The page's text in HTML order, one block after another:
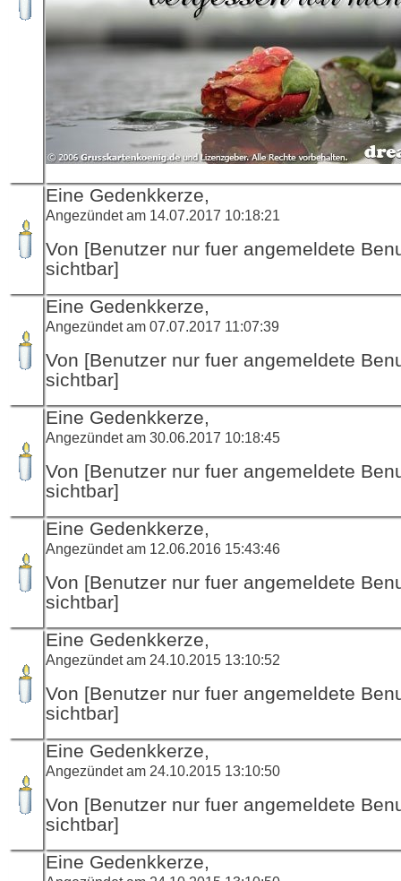
Eine Gedenkkerze,
Angezündet am 14.07.2017 10:18:21
Von [Benutzer nur fuer angemeldete
sichtbar]
Eine Gedenkkerze,
Angezündet am 07.07.2017 11:07:39
Von [Benutzer nur fuer angemeldete
sichtbar]
Eine Gedenkkerze,
Angezündet am 30.06.2017 10:18:45
Von [Benutzer nur fuer angemeldete
sichtbar]
Eine Gedenkkerze,
Angezündet am 12.06.2016 15:43:46
Von [Benutzer nur fuer angemeldete
sichtbar]
Eine Gedenkkerze,
Angezündet am 24.10.2015 13:10:52
Von [Benutzer nur fuer angemeldete
sichtbar]
Eine Gedenkkerze,
Angezündet am 24.10.2015 13:10:50
Von [Benutzer nur fuer angemeldete
sichtbar]
Eine Gedenkkerze,